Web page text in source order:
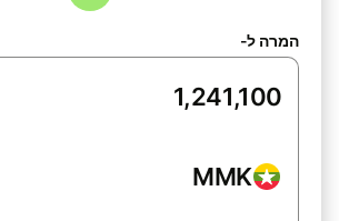
המרה ל-
MMK